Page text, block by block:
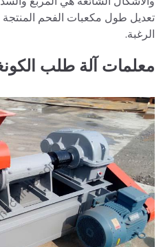
تعديل طول مكعبات الفحم
الرغبة.
معلمات آلة طلب